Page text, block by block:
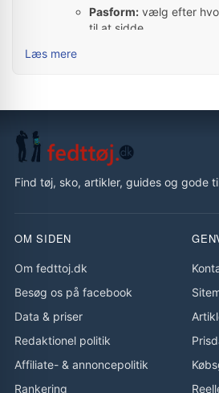
Pasform: vælg efter
til at sidde.
Der er i alt 1.967 produkter i
Tip: Brug sortering og filtre til
gældende.
Annonce/
GENNEMSIGTIGHED
Sådan finder og rangerer
produkter
prisdata løbende og bruger
udvalget lettere at sammenligne.
Læs mere
Find tøj, sko, artikler, guides og gode
OM SIDEN
Om fedttoj.dk
Besøg os på facebook
Data & priser
Redaktionel politik
Affiliate- & annoncepolitik
Rankering